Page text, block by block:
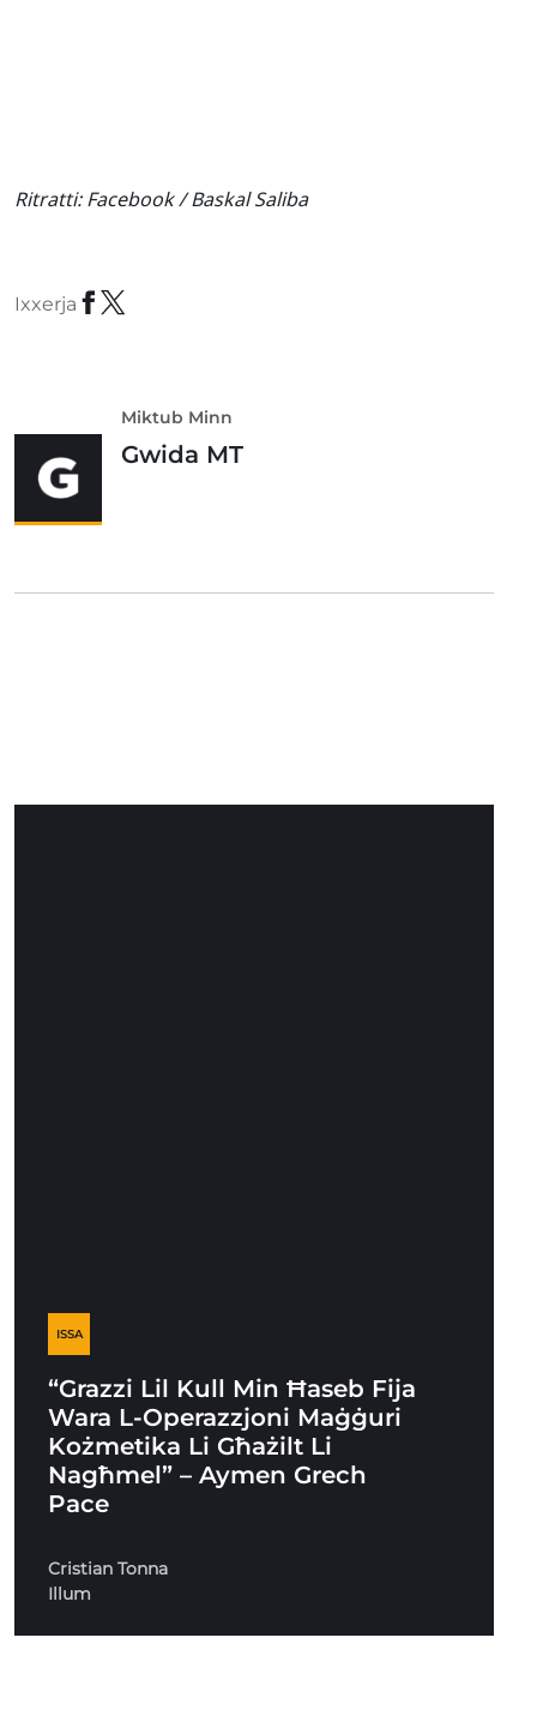
Ritratti: Facebook / Baskal Saliba
Ixxerja
Miktub Minn
Gwida MT
ISSA
“Grazzi Lil Kull Min Ħaseb Fija
Wara L-Operazzjoni Maġġuri
Kożmetika Li Għażilt Li
Nagħmel” – Aymen Grech
Pace
Cristian Tonna
Illum